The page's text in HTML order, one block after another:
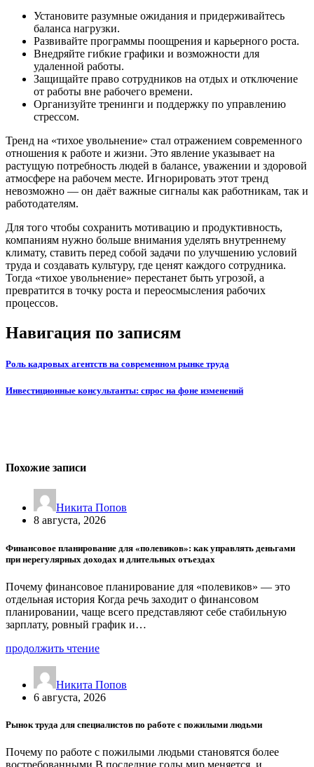
Установите разумные ожидания и придерживайтесь
баланса нагрузки.
Развивайте программы поощрения и карьерного роста.
Внедряйте гибкие графики и возможности для
удаленной работы.
Защищайте право сотрудников на отдых и отключение
от работы вне рабочего времени.
Организуйте тренинги и поддержку по управлению
стрессом.
Тренд на «тихое увольнение» стал отражением современного
отношения к работе и жизни. Это явление указывает на
растущую потребность людей в балансе, уважении и здоровой
атмосфере на рабочем месте. Игнорировать этот тренд
невозможно — он даёт важные сигналы как работникам, так и
работодателям.
Для того чтобы сохранить мотивацию и продуктивность,
компаниям нужно больше внимания уделять внутреннему
климату, ставить перед собой задачи по улучшению условий
труда и создавать культуру, где ценят каждого сотрудника.
Тогда «тихое увольнение» перестанет быть угрозой, а
превратится в точку роста и переосмысления рабочих
процессов.
Навигация по записям
Роль кадровых агентств на современном рынке труда
Инвестиционные консультанты: спрос на фоне изменений
Похожие записи
Никита Попов
8 августа, 2026
Финансовое планирование для «полевиков»: как управлять деньгами
при нерегулярных доходах и длительных отъездах
Почему финансовое планирование для «полевиков» — это
отдельная история Когда речь заходит о финансовом
планировании, чаще всего представляют себе стабильную
зарплату, ровный график и…
продолжить чтение
Никита Попов
6 августа, 2026
Рынок труда для специалистов по работе с пожилыми людьми
Почему по работе с пожилыми людьми становятся более
востребованными В последние годы мир меняется, и